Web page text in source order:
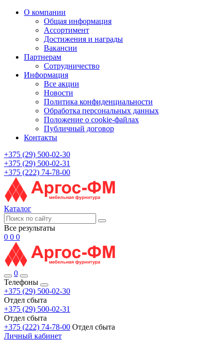
О компании
Общая информация
Ассортимент
Достижения и награды
Вакансии
Партнерам
Сотрудничество
Информация
Все акции
Новости
Политика конфиденциальности
Обработка персональных данных
Положение о cookie-файлах
Публичный договор
Контакты
+375 (29) 500-02-30
+375 (29) 500-02-31
+375 (222) 74-78-00
Каталог
Все результаты
0 0 0
0
Телефоны
+375 (29) 500-02-30
Отдел сбыта
+375 (29) 500-02-31
Отдел сбыта
+375 (222) 74-78-00 Отдел сбыта
Личный кабинет